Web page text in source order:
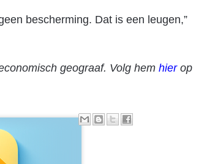
bescherming. Dat is een leugen,”
geograaf. Volg hem hierop